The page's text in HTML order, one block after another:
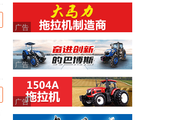
广告
广告
广告